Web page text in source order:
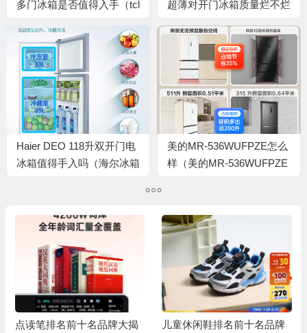
多门冰箱是否值得入手（tcl
好）
超薄对开门冰箱质量烂不烂
Haier DEO 118升双开门电
冰箱值得手入吗（海尔冰箱
美的MR-536WUFPZE怎么
样（美的MR-536WUFPZE
点读笔排名前十名品牌大揭
儿童休闲鞋排名前十名品牌
🎁
🧧